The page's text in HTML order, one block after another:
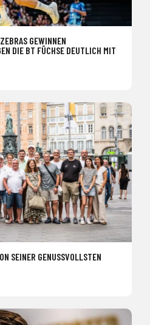
GEWINNEN
DIE BT FÜCHSE DEUTLICH MIT
SEINER GENUSSVOLLSTEN